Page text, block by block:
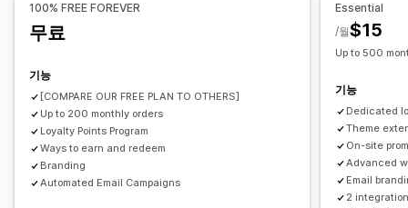
사용자 지정 리워드
100% FREE FOREVER
무료
기능
[COMPARE OUR FREE PLAN TO OTHERS]
Up to 200 monthly orders
Loyalty Points Program
Ways to earn and redeem
Branding
Automated Email Campaigns
Essential
$15
/월
Up to 500
기능
Dedicated
Theme
On-site
Advanced
Email
2